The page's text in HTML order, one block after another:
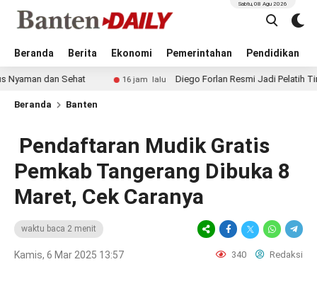
Beranda Berita Ekonomi Pemerintahan Pendidikan
Sabtu, 08 Agu 2026
Sehat 16 jam lalu Diego Forlan Resmi Jadi Pelatih Timnas
Beranda Banten
Pendaftaran Mudik Gratis
Pemkab Tangerang Dibuka 8
Maret, Cek Caranya
waktu baca 2 menit
Kamis, 6 Mar 2025 13:57 340 Redaksi